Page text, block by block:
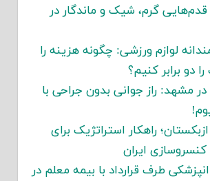
گرم، شیک و ماندگار در
لوازم ورزشی: چگونه هزینه را
دو برابر کنیم؟
در مشهد: راز جوانی بدون جراحی با
راهکار استراتژیک برای
ایران
طرف قرارداد با بیمه معلم در